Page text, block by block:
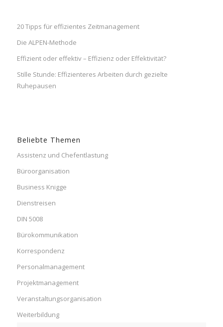
20 Tipps für effizientes Zeitmanagement
Die ALPEN-Methode
Effizient oder effektiv – Effizienz oder Effektivität?
Stille Stunde: Effizienteres Arbeiten durch gezielte
Ruhepausen
Beliebte Themen
Assistenz und Chefentlastung
Büroorganisation
Business Knigge
Dienstreisen
DIN 5008
Bürokommunikation
Korrespondenz
Personalmanagement
Projektmanagement
Veranstaltungsorganisation
Weiterbildung